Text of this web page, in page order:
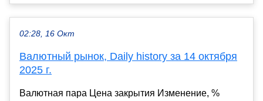
02:28, 16 Окт
Валютный рынок, Daily history за 14 октября
2025 г.
Валютная пара Цена закрытия Изменение, %